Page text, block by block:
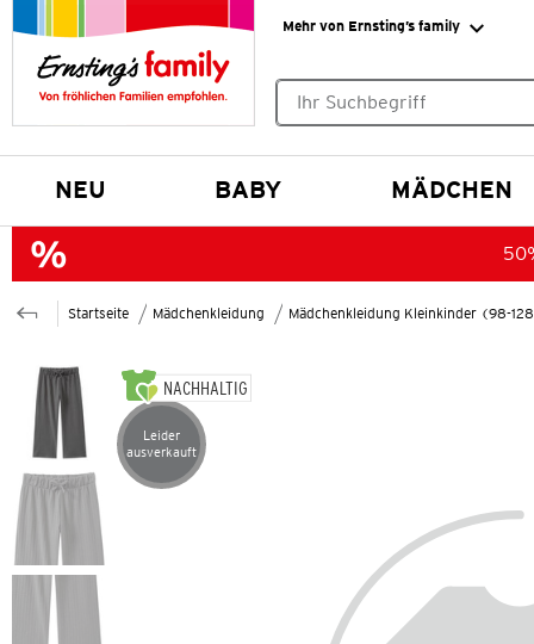
Mehr von Ernsting’s family
NEU BABY MÄDCHEN
Startseite Mädchenkleidung Mädchenkleidung Kleinkinder (98-
NACHHALTIG
Artikel leider ausverkauft
Leider
ausverkauft